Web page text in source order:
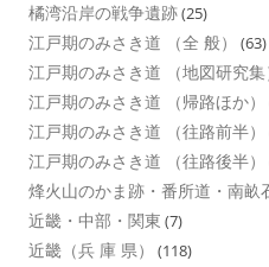
橘湾沿岸の戦争遺跡(25)
江戸期のみさき道 （全 般） (63)
江戸期のみさき道 （地図研究集
江戸期のみさき道 （帰路ほか）
江戸期のみさき道 （往路前半）
江戸期のみさき道 （往路後半）
烽火山のかま跡・番所道・南畝
近畿・中部・関東 (7)
近畿（兵 庫 県） (118)